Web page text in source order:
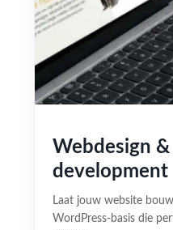
Webdesign &
development
Laat jouw website
WordPress-basis die